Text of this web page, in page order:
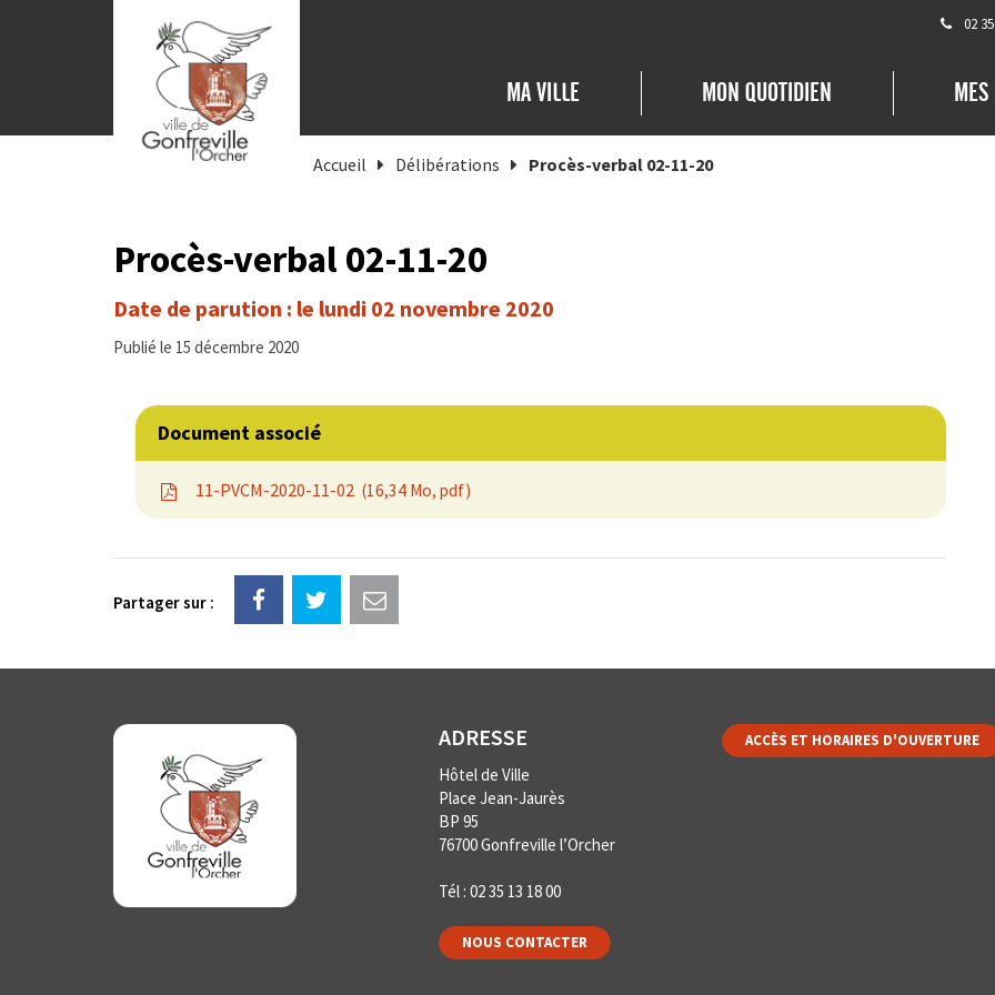
02
MA VILLE MON QUOTIDIEN
Accueil Délibérations Procès-verbal 02-11-20
Procès-verbal 02-11-20
Date de parution : le lundi 02 novembre 2020
Publié le 15 décembre 2020
Document associé
11-PVCM-2020-11-02 16,34 Mo, pdf
Partager sur :
ADRESSE
Hôtel de Ville
Place Jean-Jaurès
BP 95
76700 Gonfreville l’Orcher
Tél : 02 35 13 18 00
NOUS CONTACTER
ACCÈS ET HORAIRES D'OUVERTURE